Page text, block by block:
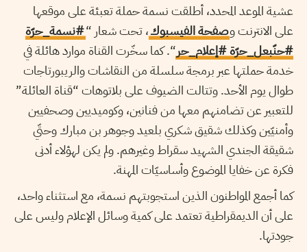
عشية الموعد المحدد، أطلقت نسمة حملة تعبئة على موقعها
على الانترنت وصفحة الفيسبوك، تحت شعار “#نسمة_حرّة
#حنّبعل_حرّة #إعلام_حر“. كما سخّرت القناة موارد هائلة في
خدمة حملتها عبر برمجة سلسلة من النقاشات والريبورتاجات
طوال يوم الأحد. وتتالت الضيوف على بلاتوهات “قناة العائلة”
للتعبير عن تضامنهم معها من فنانين، وكوميديين وصحفيين
وأمنيّين وكذلك شقيق شكري بلعيد وجوهر بن مبارك وحتّي
شقيقة الجندي الشهيد سقراط وغيرهم. ولم يكن لهؤلاء أدنى
فكرة عن خفايا الموضوع وأساسيّات المهنة.
كما أجمع المواطنون الذين استجوبتهم نسمة، مع استثناء واحد،
على أن الديمقراطية تعتمد على كمية وسائل الإعلام وليس على
جودتها.